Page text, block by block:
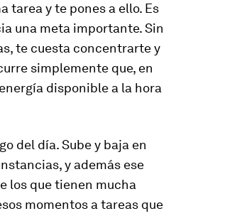
tarea y te pones a ello. Es
una meta importante. Sin
te cuesta concentrarte y
simplemente que, en
disponible a la hora
del día. Sube y baja en
y además ese
los que tienen mucha
momentos a tareas que